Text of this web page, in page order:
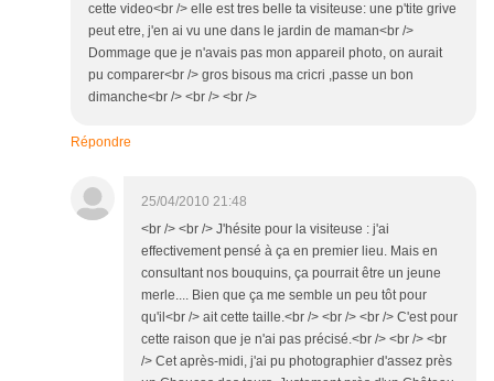
cette video<br /> elle est tres belle ta visiteuse: une p'tite grive
peut etre, j'en ai vu une dans le jardin de maman<br />
Dommage que je n'avais pas mon appareil photo, on aurait
pu comparer<br /> gros bisous ma cricri ,passe un bon
dimanche<br /> <br /> <br />
Répondre
25/04/2010 21:48
<br /> <br /> J'hésite pour la visiteuse : j'ai
effectivement pensé à ça en premier lieu. Mais en
consultant nos bouquins, ça pourrait être un jeune
merle.... Bien que ça me semble un peu tôt pour
qu'il<br /> ait cette taille.<br /> <br /> <br /> C'est pour
cette raison que je n'ai pas précisé.<br /> <br /> <br
/> Cet après-midi, j'ai pu photographier d'assez près